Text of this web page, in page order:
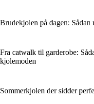
Brudekjolen på dagen:
Fra catwalk til garderobe:
kjolemoden
Sommerkjolen der sidder